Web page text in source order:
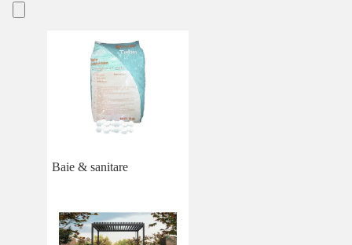
Baie & sanitare